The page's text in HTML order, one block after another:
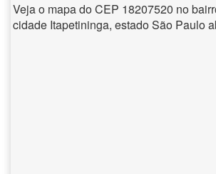
Veja o mapa do CEP 18207520 no
cidade Itapetininga, estado São Paulo